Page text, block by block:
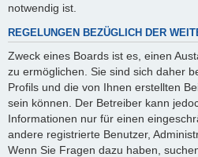
notwendig ist.
REGELUNGEN BEZÜGLICH DER
Zweck eines Boards ist es, einen
zu ermöglichen. Sie sind sich daher
Profils und die von Ihnen erstellten
sein können. Der Betreiber kann
Informationen nur für einen
andere registrierte Benutzer,
Wenn Sie Fragen dazu haben,